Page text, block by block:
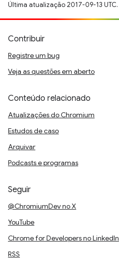
Última atualização 2017-09-13 UTC.
Contribuir
Registre um bug
Veja as questões em aberto
Conteúdo relacionado
Atualizações do Chromium
Estudos de caso
Arquivar
Podcasts e programas
Seguir
@ChromiumDev no X
YouTube
Chrome for Developers no LinkedIn
RSS